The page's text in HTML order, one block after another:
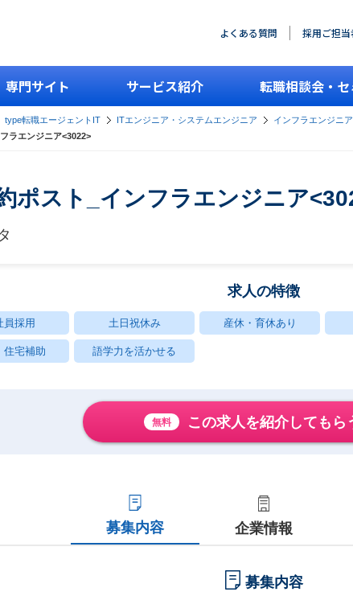
よくある質問 採用ご担当
専門サイト サービス紹介 転職相談会・セ
type転職エージェントIT ITエンジニア・システムエンジニア インフラエンジニア
ラエンジニア<3022>
ポスト_インフラエンジニア
求人の特徴
員採用 土日祝休み 産休・育休あり
住宅補助 語学力を活かせる
無料 この求人を紹介してもら
募集内容 企業情報
募集内容